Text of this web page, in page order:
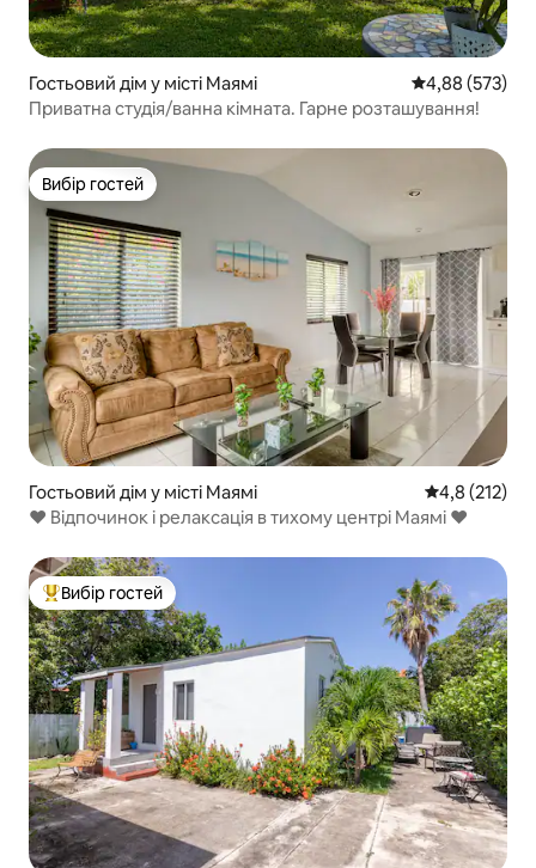
Гостьовий дім у місті Маямі Середня
4,88 (573)
Приватна студія/ванна кімната. Гарне розташування!
Вибір гостей
Вибір гостей
Гостьовий дім у місті Маямі Середня
4,8 (212)
♥ Відпочинок і релаксація в тихому центрі Маямі ♥
Топ вибір гостей
Вибір гостей